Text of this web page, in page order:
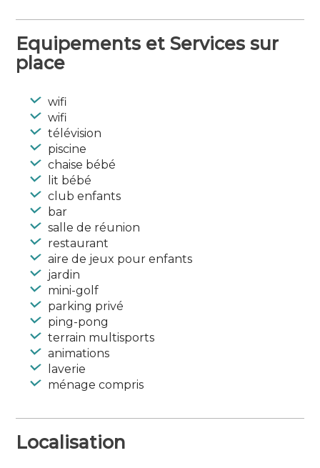
Village vacances
Club pension et demi-pension
nombre de logements : 145
nombre maximum de personnes : 500
chambre
Langues parlées : Anglais
Equipements et Services sur
place
wifi
wifi
télévision
piscine
chaise bébé
lit bébé
club enfants
bar
salle de réunion
restaurant
aire de jeux pour enfants
jardin
mini-golf
parking privé
ping-pong
terrain multisports
animations
laverie
ménage compris
Localisation